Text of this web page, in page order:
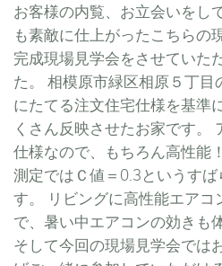
お客様の内覧、お立会いをし
も素敵に仕上がったこちらの
完成現場見学会をさせていた
た。 相模原市緑区相原５丁
にたてる注文住宅仕様を基準
くさん反映させたお家です。
仕様なので、もちろん高性能
測定ではＣ値＝0.3というす
す。 リビングに高性能エア
で、暑い中エアコンの効きも
そして今回の現場見学会では